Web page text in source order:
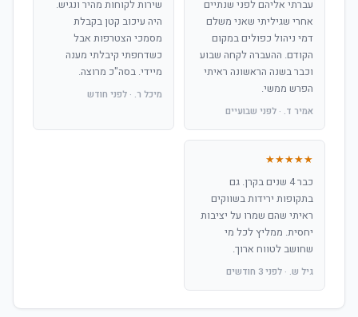
עברתי אליהם לפני שנתיים
אחרי שגיליתי שאני משלם
דמי ניהול כפולים במקום
הקודם. ההעברה לקחה שבוע
וכבר בשנה הראשונה ראיתי
הפרש ממשי.
אמיר ד. · לפני שבועיים
שירות לקוחות מהיר ונגיש.
היה עיכוב קטן בקבלת
מסמכי הצטרפות אבל
כשדחפתי קיבלתי מענה
מיידי. בסה"כ מרוצה.
מיכל ר. · לפני חודש
★★★★★
כבר 4 שנים בקרן. גם
בתקופות ירידות בשווקים
ראיתי שהם שמרו על יציבות
יחסית. ממליץ לכל מי
שחושב לטווח ארוך.
גיל ש. · לפני 3 חודשים